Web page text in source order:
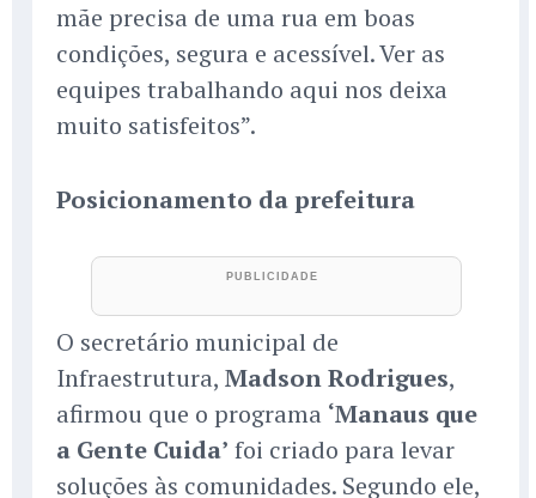
mãe precisa de uma rua em boas
condições, segura e acessível. Ver as
equipes trabalhando aqui nos deixa
muito satisfeitos”.
Posicionamento da prefeitura
O secretário municipal de
Infraestrutura, Madson Rodrigues,
afirmou que o programa ‘Manaus que
a Gente Cuida’ foi criado para levar
soluções às comunidades. Segundo ele,